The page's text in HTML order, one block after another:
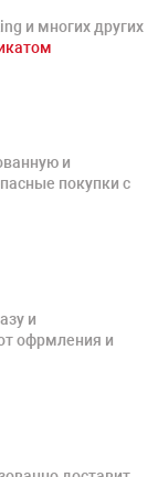
и многих других
и
покупки с
и
офрмления и